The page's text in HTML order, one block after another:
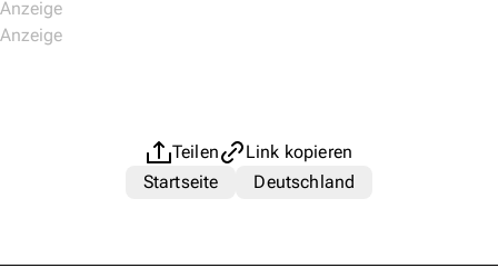
Teilen
Link kopieren
Startseite
Deutschland